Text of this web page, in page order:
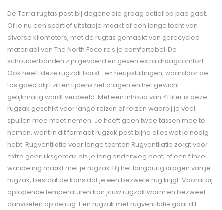
De Terra rugtas past bij degene die graag actief op pad gaat.
Of je nu een sportief uitstapje maakt of een lange tocht van
diverse kilometers, met de rugtas gemaakt van gerecycled
materiaal van The North Face reis je comfortabel. De
schouderbanden zijn gevoerd en geven extra draagcomfort.
Ook heeft deze rugzak borst- en heupsluitingen, waardoor de
tas goed blijft zitten tijdens het dragen en het gewicht
gelijkmatig wordt verdeeld. Met een inhoud van 41 liter is deze
rugzak geschikt voor lange reizen of reizen waarbij je veel
spullen mee moet nemen. Je hoeft geen twee tassen mee te
nemen, want in dit formaat rugzak past bijna alles wat je nodig
hebt. Rugventilatie voor lange tochten Rugventilatie zorgt voor
extra gebruiksgemak als je lang onderweg bent, of een flinke
wandeling maakt met je rugzak. Bij het langdurig dragen van je
rugzak, bestaat de kans dat je een bezwete rug krijgt. Vooral bij
oplopende temperaturen kan jouw rugzak warm en bezweet
aanvoelen op de rug. Een rugzak met rugventilatie gaat dit